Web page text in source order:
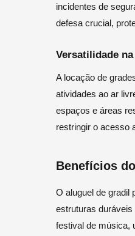
incidentes de
defesa crucial,
Versatilidade
A locação de
atividades ao ar
espaços e áreas
restringir o acesso
Benefícios
O aluguel de gradil
estruturas
festival de música,